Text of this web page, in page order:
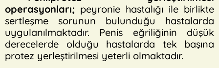
operasyonları; peyronie hastalığı ile birlikte
sertleşme sorunun bulunduğu hastalarda
uygulanılmaktadır. Penis eğriliğinin düşük
derecelerde olduğu hastalarda tek başına
protez yerleştirilmesi yeterli olmaktadır.